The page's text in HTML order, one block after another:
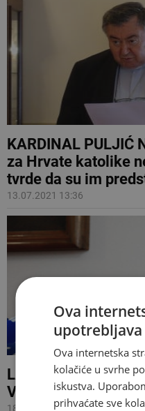
KARDINAL PULJIĆ
za Hrvate katolike
tvrde da su im
13.07.2021 13:36
LAŽNE VIJESTI
Vinka Puljića nisu
18.04.2021 13:31
Ova
upotrebljava
Ova internetska
kolačiće u svrhe
iskustva.
prihvaćate sve